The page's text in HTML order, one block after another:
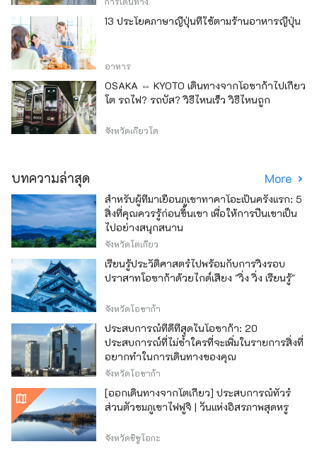
13 ประโยคภาษาญี่ปุ่นที่ใช้ตามร้านอาหารญี่ปุ่น
อาหาร
OSAKA ⇔ KYOTO เดินทางจากโอซาก้าไปเกียว
โต รถไฟ? รถบัส? วิธีไหนเร็ว วิธีไหนถูก
จังหวัดเกียวโต
บทความล่าสุด More
สำหรับผู้ที่มาเยือนภูเขาทาคาโอะเป็นครั้งแรก: 5
สิ่งที่คุณควรรู้ก่อนขึ้นเขา เพื่อให้การปีนเขาเป็น
ไปอย่างสนุกสนาน
จังหวัดโตเกียว
เรียนรู้ประวัติศาสตร์ไปพร้อมกับการวิ่งรอบ
ปราสาทโอซาก้าด้วยไกด์เสียง "วิ่ง วิ่ง เรียนรู้"
จังหวัดโอซาก้า
ประสบการณ์ที่ดีที่สุดในโอซาก้า: 20
ประสบการณ์ที่ไม่ซ้ำใครที่จะเพิ่มในรายการสิ่งที่
อยากทำในการเดินทางของคุณ
จังหวัดโอซาก้า
[ออกเดินทางจากโตเกียว] ประสบการณ์ทัวร์
ส่วนตัวชมภูเขาไฟฟูจิ | วันแห่งอิสรภาพสุดหรู
จังหวัดชิซูโอกะ